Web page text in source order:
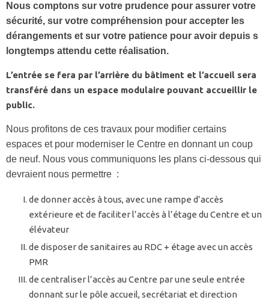
Nous comptons sur votre prudence pour assurer votre
sécurité, sur votre compréhension pour accepter les
dérangements et sur votre patience pour avoir depuis s
longtemps attendu cette réalisation.
L’entrée se fera par l’arrière du bâtiment et l’accueil sera
transféré dans un espace modulaire pouvant accueillir le
public.
Nous profitons de ces travaux pour modifier certains
espaces et pour moderniser le Centre en donnant un coup
de neuf. Nous vous communiquons les plans ci-dessous qui
devraient nous permettre :
de donner accès à tous, avec une rampe d’accès
extérieure et de faciliter l’accès à l’étage du Centre et un
élévateur
de disposer de sanitaires au RDC + étage avec un accès
PMR
de centraliser l’accès au Centre par une seule entrée
donnant sur le pôle accueil, secrétariat et direction